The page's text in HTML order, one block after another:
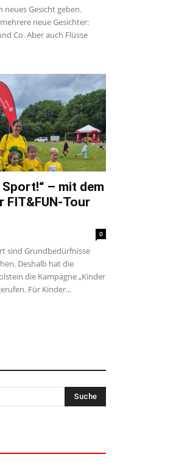
neues Gesicht geben.
neue Gesichter:
Co. Aber auch Flüsse
– mit dem
FIT&FUN-Tour
0
sind Grundbedürfnisse
Deshalb hat die
die Kampagne „Kinder
Für Kinder...